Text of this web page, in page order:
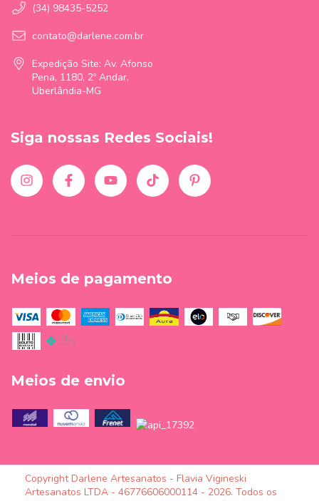
(34) 98435-5252
contato@darlene.com.br
Expedição Site: Av. Afonso
Pena, 1180, 2º Andar,
Uberlândia-MG
Siga nossas Redes Sociais!
Meios de pagamento
Meios de envio
Copyright Darlene Artesanatos - Flavia Vigineski
Artesanatos LTDA - 46776606000114 - 2026. Todos os